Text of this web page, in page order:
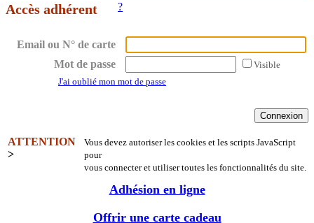
Accès adhérent ?
Email ou N° de carte
Mot de passe
Visible
J'ai oublié mon mot de passe
ATTENTION
>
Vous devez autoriser les cookies et les scripts JavaScript
pour
vous connecter et utiliser toutes les fonctionnalités du site.
Adhésion en ligne
Offrir une carte cadeau